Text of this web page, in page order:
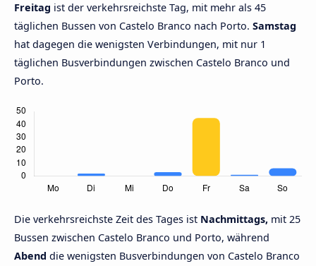
Freitag ist der verkehrsreichste Tag, mit mehr als 45
täglichen Bussen von Castelo Branco nach Porto. Samstag
hat dagegen die wenigsten Verbindungen, mit nur 1
täglichen Busverbindungen zwischen Castelo Branco und
Porto.
Die verkehrsreichste Zeit des Tages ist Nachmittags, mit 25
Bussen zwischen Castelo Branco und Porto, während
Abend die wenigsten Busverbindungen von Castelo Branco